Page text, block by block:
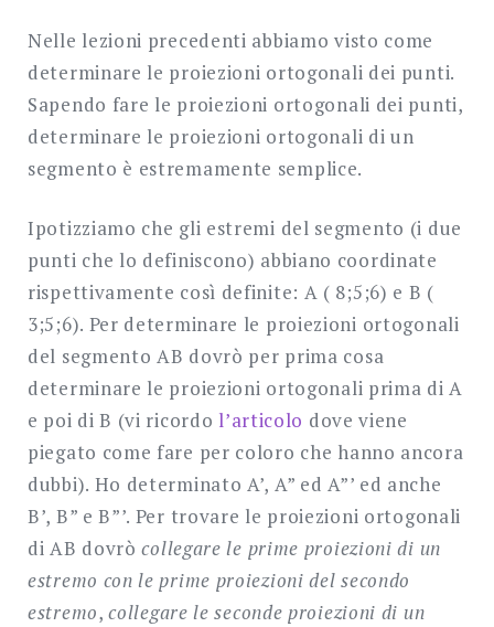
Nelle lezioni precedenti abbiamo visto come
determinare le proiezioni ortogonali dei punti.
Sapendo fare le proiezioni ortogonali dei punti,
determinare le proiezioni ortogonali di un
segmento è estremamente semplice.
Ipotizziamo che gli estremi del segmento (i due
punti che lo definiscono) abbiano coordinate
rispettivamente così definite: A ( 8;5;6) e B (
3;5;6). Per determinare le proiezioni ortogonali
del segmento AB dovrò per prima cosa
determinare le proiezioni ortogonali prima di A
e poi di B (vi ricordo l’articolo dove viene
piegato come fare per coloro che hanno ancora
dubbi). Ho determinato A’, A” ed A”’ ed anche
B’, B” e B”’. Per trovare le proiezioni ortogonali
di AB dovròcollegare le prime proiezioni di un
estremo con le prime proiezioni del secondo
estremo,collegare le seconde proiezioni di un